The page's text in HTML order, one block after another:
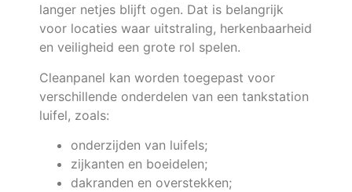
langer netjes blijft ogen. Dat is belangrijk
voor locaties waar uitstraling, herkenbaarheid
en veiligheid een grote rol spelen.
Cleanpanel kan worden toegepast voor
verschillende onderdelen van een tankstation
luifel, zoals:
onderzijden van luifels;
zijkanten en boeidelen;
dakranden en overstekken;